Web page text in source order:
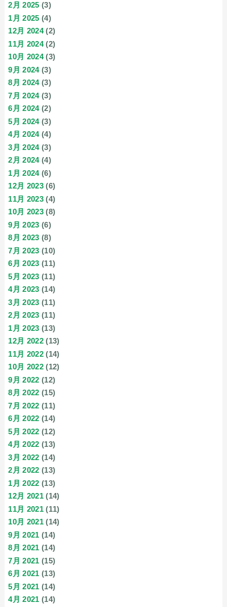
2月 2025 (3)
1月 2025 (4)
12月 2024(2)
11月 2024(2)
10月 2024(3)
9月 2024(3)
8月 2024(3)
7月 2024(3)
6月 2024(2)
5月 2024(3)
4月 2024(4)
3月 2024(3)
2月 2024(4)
1月 2024(6)
12月 2023 (6)
11月 2023 (4)
10月 2023 (8)
9月 2023 (6)
8月 2023 (8)
7月 2023 (10)
6月 2023 (11)
5月 2023 (11)
4月 2023 (14)
3月 2023 (11)
2月 2023 (11)
1月 2023 (13)
12月 2022 (13)
11月 2022 (14)
10月 2022 (12)
9月 2022 (12)
8月 2022 (15)
7月 2022 (11)
6月 2022 (14)
5月 2022 (12)
4月 2022 (13)
3月 2022 (14)
2月 2022 (13)
1月 2022 (13)
12月 2021 (14)
11月 2021 (11)
10月 2021 (14)
9月 2021 (14)
8月 2021 (14)
7月 2021 (15)
6月 2021 (13)
5月 2021 (14)
4月 2021 (14)